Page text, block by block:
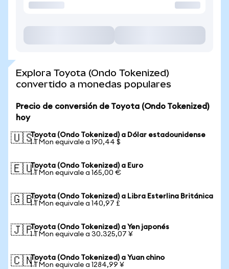
Explora Toyota (Ondo Tokenized)
convertido a monedas populares
Precio de conversión de Toyota (Ondo Tokenized)
hoy
🇺🇸Toyota (Ondo Tokenized) a Dólar estadounidense
1 TMon equivale a 190,44 $
🇪🇺Toyota (Ondo Tokenized) a Euro
1 TMon equivale a 165,00 €
🇬🇧Toyota (Ondo Tokenized) a Libra Esterlina Británica
1 TMon equivale a 140,97 £
🇯🇵Toyota (Ondo Tokenized) a Yen japonés
1 TMon equivale a 30.325,07 ¥
🇨🇳Toyota (Ondo Tokenized) a Yuan chino
1 TMon equivale a 1284,99 ¥